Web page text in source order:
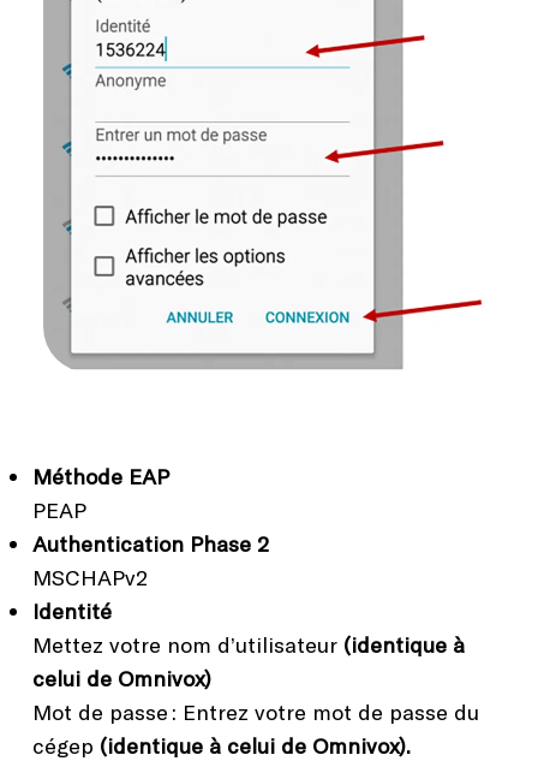
Méthode EAP
PEAP
Authentication Phase 2
MSCHAPv2
Identité
Mettez votre nom d’utilisateur (identique à
celui de Omnivox)
Mot de passe : Entrez votre mot de passe du
cégep (identique à celui de Omnivox).